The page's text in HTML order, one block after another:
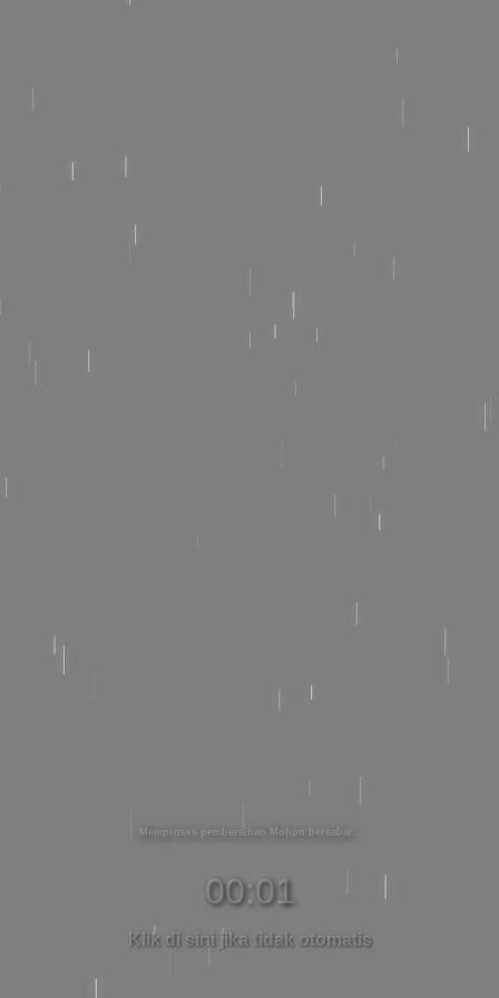
Memproses pembersihan Mohon bersabar
00:01
Klik di sini jika tidak otomatis